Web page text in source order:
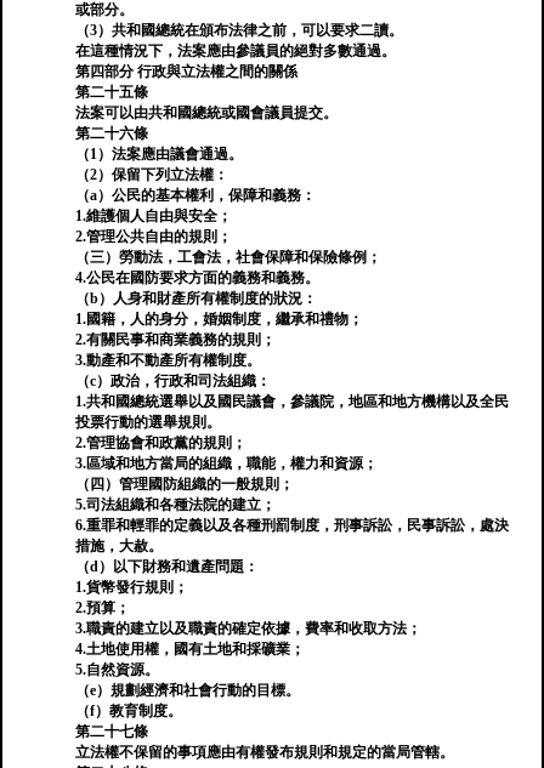
或部分。
（3）共和國總統在頒布法律之前，可以要求二讀。
在這種情況下，法案應由參議員的絕對多數通過。
第四部分 行政與立法權之間的關係
第二十五條
法案可以由共和國總統或國會議員提交。
第二十六條
（1）法案應由議會通過。
（2）保留下列立法權：
（a）公民的基本權利，保障和義務：
1.維護個人自由與安全；
2.管理公共自由的規則；
（三）勞動法，工會法，社會保障和保險條例；
4.公民在國防要求方面的義務和義務。
（b）人身和財產所有權制度的狀況：
1.國籍，人的身分，婚姻制度，繼承和禮物；
2.有關民事和商業義務的規則；
3.動產和不動產所有權制度。
（c）政治，行政和司法組織：
1.共和國總統選舉以及國民議會，參議院，地區和地方機構以及全民
投票行動的選舉規則。
2.管理協會和政黨的規則；
3.區域和地方當局的組織，職能，權力和資源；
（四）管理國防組織的一般規則；
5.司法組織和各種法院的建立；
6.重罪和輕罪的定義以及各種刑罰制度，刑事訴訟，民事訴訟，處決
措施，大赦。
（d）以下財務和遺產問題：
1.貨幣發行規則；
2.預算；
3.職責的建立以及職責的確定依據，費率和收取方法；
4.土地使用權，國有土地和採礦業；
5.自然資源。
（e）規劃經濟和社會行動的目標。
（f）教育制度。
第二十七條
立法權不保留的事項應由有權發布規則和規定的當局管轄。